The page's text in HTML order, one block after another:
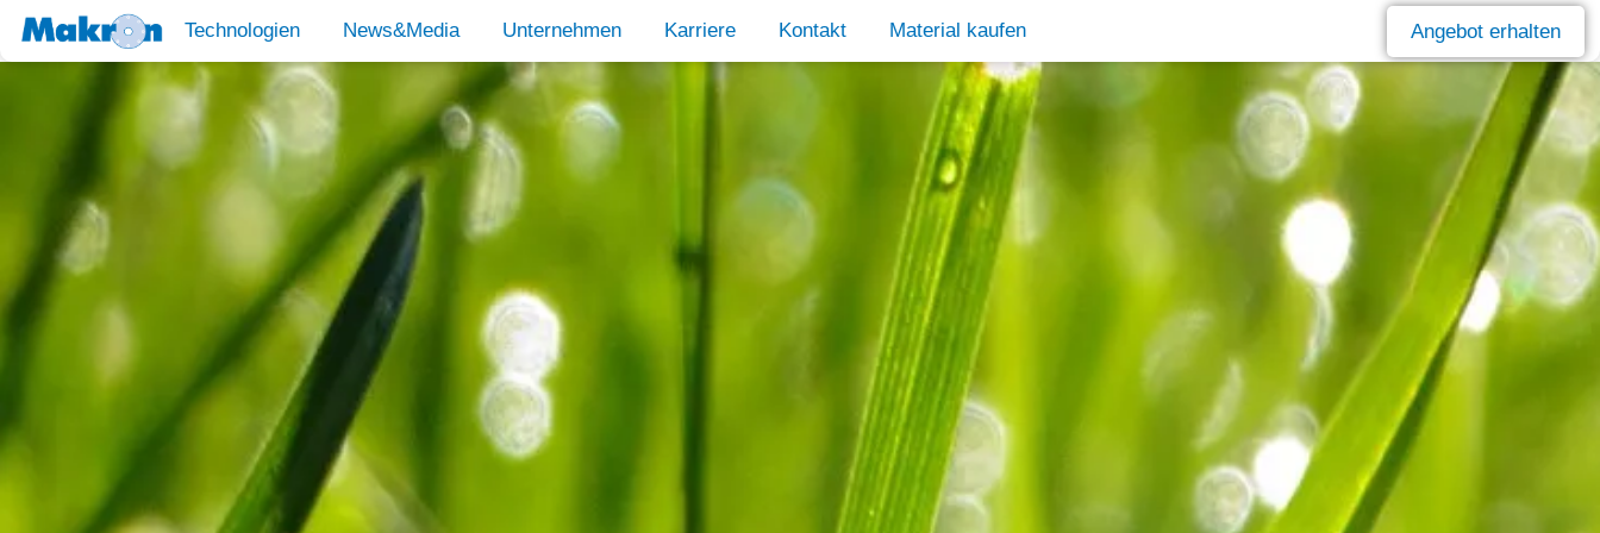
Technologien News&Media Unternehmen Karriere Kontakt Material kaufen Angebot erhalten